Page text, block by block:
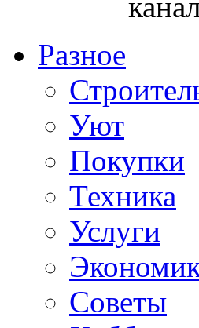
Разное
Уют
Покупки
Техника
Услуги
Советы